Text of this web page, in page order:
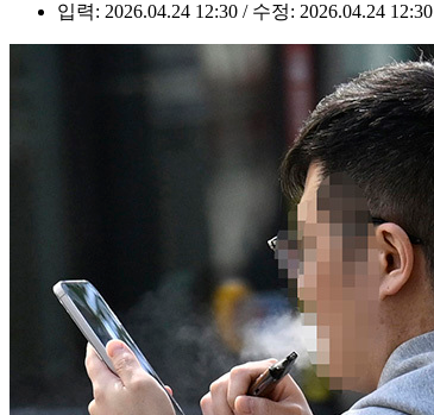
입력: 2026.04.24 12:30 / 수정: 2026.04.24 12:30